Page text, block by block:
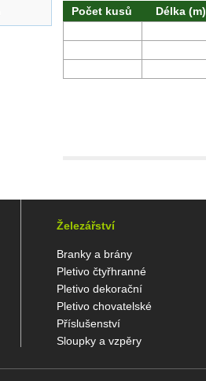
Počet kusů Délka (m)
Železářství
Branky a brány
Pletivo čtyřhranné
Pletivo dekorační
Pletivo chovatelské
Příslušenství
Sloupky a vzpěry